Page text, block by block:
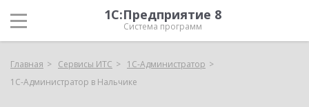
1С:Предприятие 8
Система программ
Главная Сервисы ИТС
1С-Администратор
1С-Администратор в Нальчике